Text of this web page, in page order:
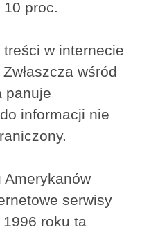
proc.
w internecie
wśród
panuje
informacji nie
Amerykanów
serwisy
roku ta